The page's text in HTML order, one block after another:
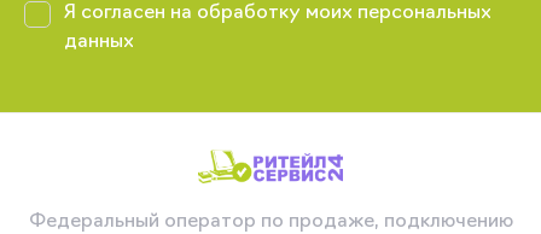
Я согласен на обработку моих персональных
данных
Федеральный оператор по продаже, подключению